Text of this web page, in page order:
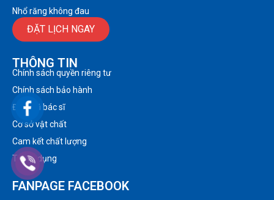
Nhổ răng không đau
ĐẶT LỊCH NGAY
THÔNG TIN
Chính sách quyền riêng tư
Chính sách bảo hành
Đội ngũ bác sĩ
Cơ sở vật chất
Cam kết chất lượng
Tuyển dụng
FANPAGE FACEBOOK